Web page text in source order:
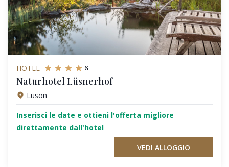
HOTEL s
Naturhotel Lüsnerhof
Luson
Inserisci le date e ottieni l'offerta migliore
direttamente dall'hotel
VEDI ALLOGGIO